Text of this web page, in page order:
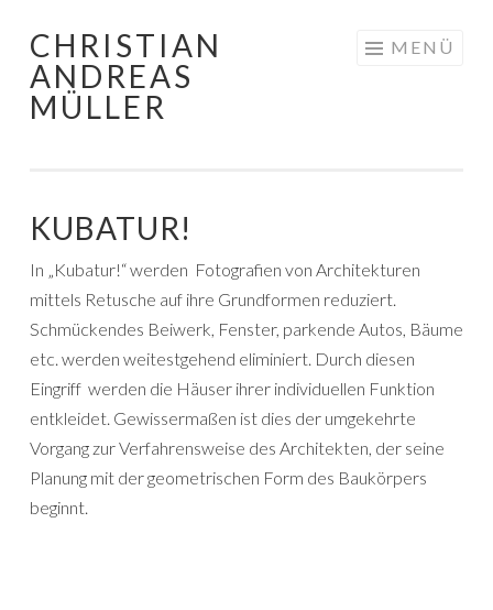
Zum
Inhalt
springen
CHRISTIAN
ANDREAS
MÜLLER
MENÜ
KUBATUR!
In „Kubatur!“ werden Fotografien von Architekturen
mittels Retusche auf ihre Grundformen reduziert.
Schmückendes Beiwerk, Fenster, parkende Autos, Bäume
etc. werden weitestgehend eliminiert. Durch diesen
Eingriff werden die Häuser ihrer individuellen Funktion
entkleidet. Gewissermaßen ist dies der umgekehrte
Vorgang zur Verfahrensweise des Architekten, der seine
Planung mit der geometrischen Form des Baukörpers
beginnt.